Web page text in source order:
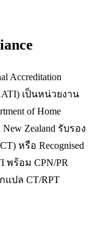
Accreditation
เป็นหน่วยงาน
of Home
Zealand รับรอง
หรือ Recognised
พร้อม CPN/PR
แปล CT/RPT